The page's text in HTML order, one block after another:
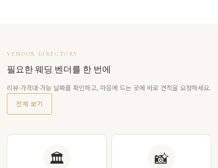
VENDOR DIRECTORY
필요한 웨딩 벤더를 한 번에
리뷰·가격대·가능 날짜를 확인하고, 마음에 드는 곳에 바로 견적을 요청하세요.
전체 보기
🏛 📸